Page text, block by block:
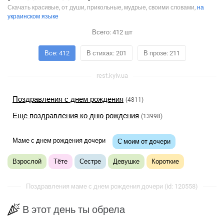
Скачать красивые, от души, прикольные, мудрые, своими словами, на
украинском языке
Всего: 412шт
Все: 412 В стихах: 201 В прозе: 211
rest.kyiv.ua
Поздравления с днем рождения (4811)
Еще поздравления ко дню рождения (13998)
Маме с днем рождения дочери С моим от дочери
Взрослой Тёте Сестре Девушке Короткие
Поздравления маме с днем рождения дочери (id: 120558)
В этот день ты обрела